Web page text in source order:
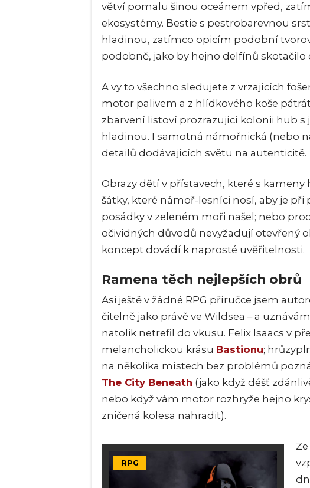
větví pomalu šinou oceánem vpřed,
ekosystémy. Bestie s pestrobarevnou
hladinou, zatímco opicím podobní
podobně, jako by hejno delfínů
A vy to všechno sledujete z vrzajících
motor palivem a z hlídkového koše
zbarvení listoví prozrazující kolonii hub
hladinou. I samotná námořnická (nebo
detailů dodávajících světu na autenticitě.
Obrazy dětí v přístavech, které s kameny
šátky, které námoř-lesníci nosí, aby je
posádky v zeleném moři našel; nebo
očividných důvodů nevyžadují otevřený
koncept dovádí k naprosté uvěřitelnosti.
Ramena těch nejlepších obrů
Asi ještě v žádné RPG příručce jsem
čitelně jako právě ve Wildsea – a
natolik netrefil do vkusu. Felix Isaacs v
melancholickou krásu Bastionu;
na několika místech bez problémů
The City Beneath (jako když déšť
nebo když vám motor rozhryže hejno
zničená kolesa nahradit).
RPG